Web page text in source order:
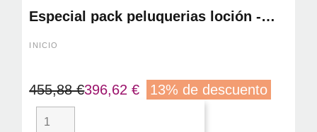
Especial pack peluquerias loción -
INICIO
455,88 €396,62 € 13% de descuento